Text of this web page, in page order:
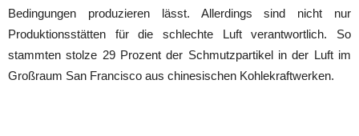
Bedingungen produzieren lässt. Allerdings sind nicht nur
Produktionsstätten für die schlechte Luft verantwortlich. So
stammten stolze 29 Prozent der Schmutzpartikel in der Luft im
Großraum San Francisco aus chinesischen Kohlekraftwerken.